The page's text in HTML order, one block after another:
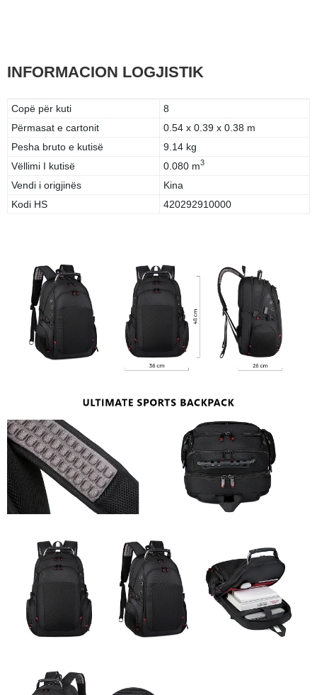
INFORMACION LOGJISTIK
Copë për kuti
8
Përmasat e cartonit
0.54 x 0.39 x 0.38 m
Pesha bruto e kutisë
9.14 kg
Vëllimi I kutisë
0.080 m3
Vendi i origjinës
Kina
Kodi HS
420292910000